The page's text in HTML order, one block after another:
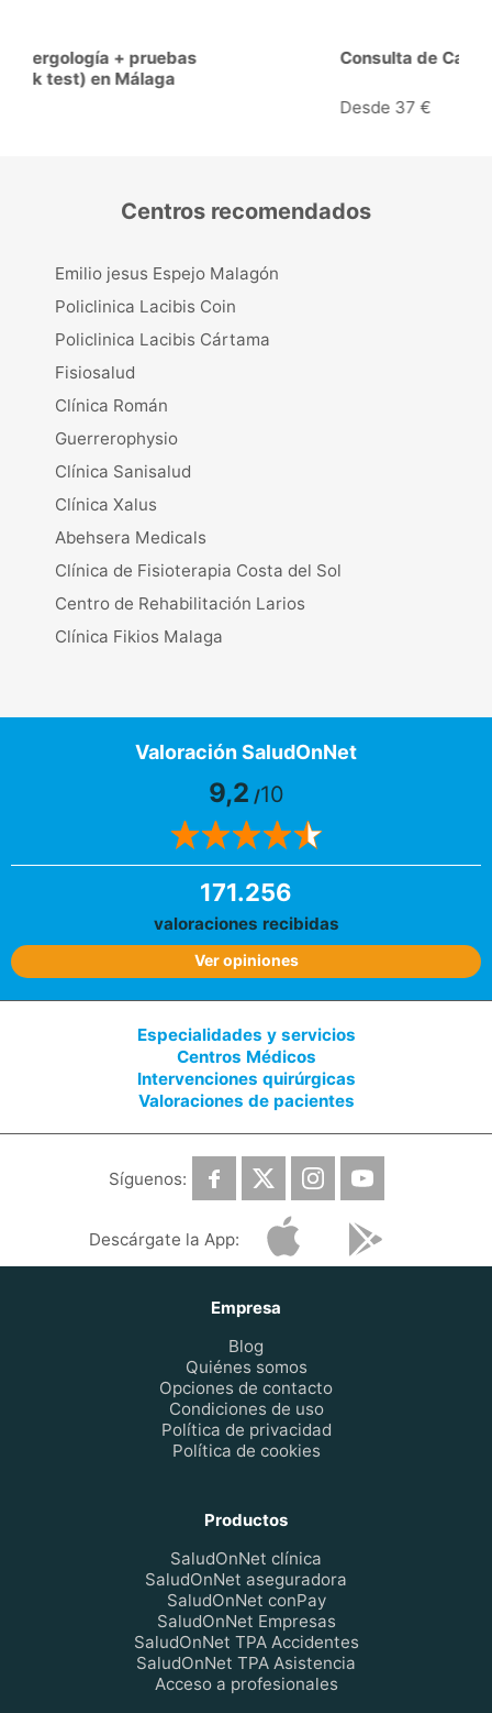
Consulta de Cardiología en Málaga
Centros recomendados
Emilio jesus Espejo Malagón
Policlinica Lacibis Coin
Policlinica Lacibis Cártama
Fisiosalud
Clínica Román
Guerrerophysio
Clínica Sanisalud
Clínica Xalus
Abehsera Medicals
Clínica de Fisioterapia Costa del Sol
Centro de Rehabilitación Larios
Clínica Fikios Malaga
Valoración SaludOnNet
9,2 /10
171.256
valoraciones recibidas
Ver opiniones
Especialidades y servicios
Centros Médicos
Intervenciones quirúrgicas
Valoraciones de pacientes
Síguenos:
Descárgate la App:
Empresa
Blog
Quiénes somos
Opciones de contacto
Condiciones de uso
Política de privacidad
Política de cookies
Productos
SaludOnNet clínica
SaludOnNet aseguradora
SaludOnNet conPay
SaludOnNet Empresas
SaludOnNet TPA Accidentes
SaludOnNet TPA Asistencia
Acceso a profesionales